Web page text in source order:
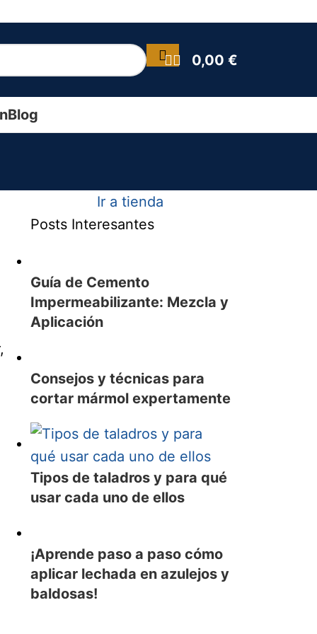
0,00 €
Blog
Ir a tienda
Posts Interesantes
Guía de Cemento
Impermeabilizante: Mezcla y
Aplicación
Consejos y técnicas para
cortar mármol expertamente
Tipos de taladros y para qué
usar cada uno de ellos
¡Aprende paso a paso cómo
aplicar lechada en azulejos y
baldosas!